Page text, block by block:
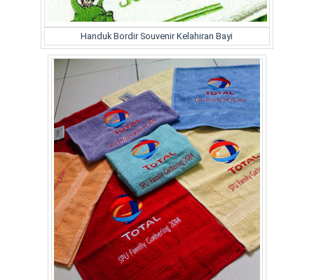
Handuk Bordir Souvenir Kelahiran Bayi